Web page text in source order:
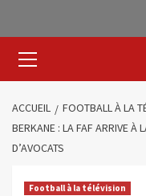
ACCUEIL FOOTBALL À LA
BERKANE : LA FAF ARRIVE À
D’AVOCATS
Football à la télévision